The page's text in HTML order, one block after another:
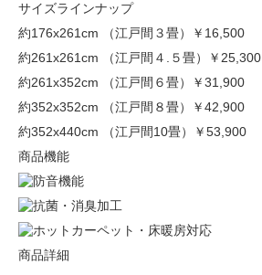
サイズラインナップ
約176x261cm （江戸間３畳）
￥16,500
約261x261cm （江戸間４.５畳）
￥25,300
約261x352cm （江戸間６畳）
￥31,900
約352x352cm （江戸間８畳）
￥42,900
約352x440cm （江戸間10畳）
￥53,900
商品機能
商品詳細